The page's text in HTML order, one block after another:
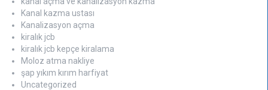
Kanal kazma ustası
Kanalizasyon açma
kiralık jcb
kiralık jcb kepçe kiralama
Moloz atma nakliye
şap yıkım kırım harfiyat
Uncategorized